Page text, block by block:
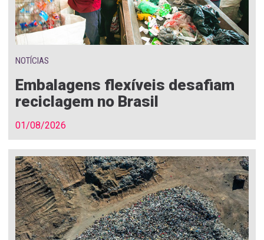
NOTÍCIAS
Embalagens flexíveis desafiam
reciclagem no Brasil
01/08/2026